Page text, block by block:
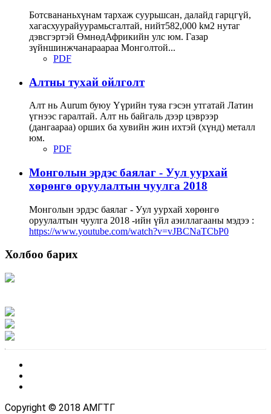
Ботсвананьхүнам тархаж суурьшсан, далайд гарцгүй,
хагасхуурайуурамьсгалтай, нийт582,000 kм2 нутаг
дэвсгэртэй ӨмнөдАфрикийн улс юм. Газар
зүйншинжчанараараа Монголтой...
PDF
Алтны тухай ойлголт
Алт нь Аurum буюу Үүрийн туяа гэсэн утгатай Латин
үгнээс гаралтай. Алт нь байгаль дээр цэврээр
(дангаараа) орших ба хувийн жин ихтэй (хүнд) металл
юм.
PDF
Монголын эрдэс баялаг - Уул уурхай
хөрөнгө оруулалтын чуулга 2018
Монголын эрдэс баялаг - Уул уурхай хөрөнгө
оруулалтын чуулга 2018 -ийн үйл аэиллагааны мэдээ :
https://www.youtube.com/watch?v=vJBCNaTCbP0
Холбоо барих
Copyright © 2018 АМГТГ